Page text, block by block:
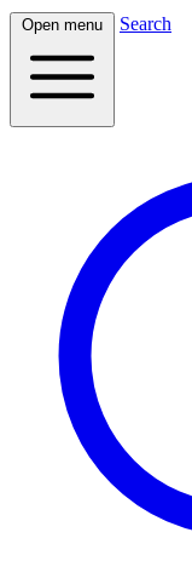
Open menu Search